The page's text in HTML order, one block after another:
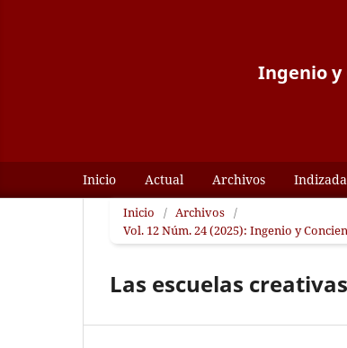
Ingenio y
Inicio Actual Archivos
Inicio / Archivos /
Vol. 12 Núm. 24 (2025): Ingenio y
Las escuelas